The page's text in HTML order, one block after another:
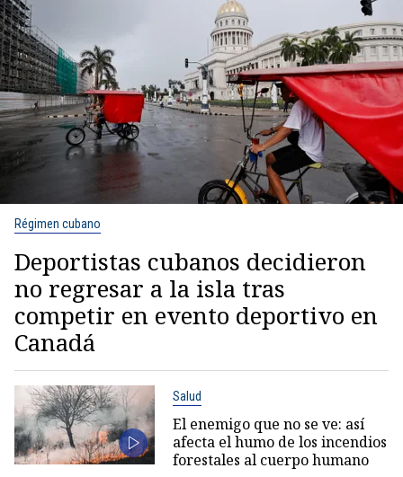
Régimen cubano
Deportistas cubanos decidieron
no regresar a la isla tras
competir en evento deportivo en
Canadá
Salud
El enemigo que no se ve: así
afecta el humo de los incendios
forestales al cuerpo humano